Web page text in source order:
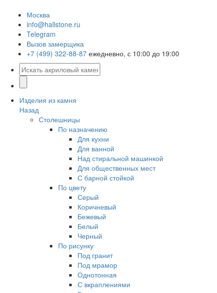
Москва
info@hallstone.ru
Telegram
Вызов замерщика
+7 (499) 322-88-87 ежедневно, с 10:00 до 19:00
Изделия из камня
Назад
Столешницы
По назначению
Для кухни
Для ванной
Над стиральной машинкой
Для общественных мест
С барной стойкой
По цвету
Серый
Коричневый
Бежевый
Белый
Черный
По рисунку
Под гранит
Под мрамор
Однотонная
С вкраплениями